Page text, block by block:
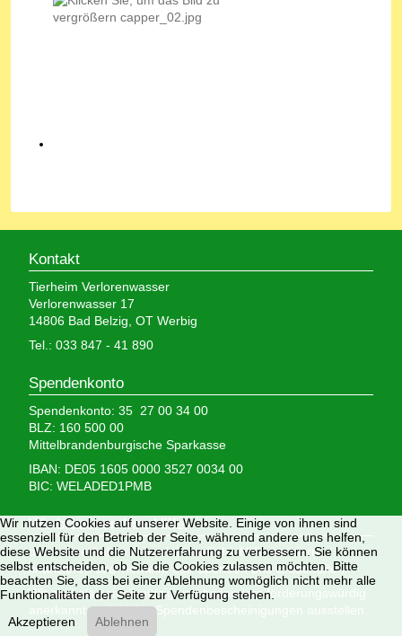
Kontakt
Tierheim Verlorenwasser
Verlorenwasser 17
14806 Bad Belzig, OT Werbig
Tel.: 033 847 - 41 890
Spendenkonto
Spendenkonto: 35 27 00 34 00
BLZ: 160 500 00
Mittelbrandenburgische Sparkasse
IBAN: DE05 1605 0000 3527 0034 00
BIC: WELADED1PMB
Wir brauchen Ihre Hilfe,
denn wir erhalten keinerlei staatliche Hilfe, sondern
finanzieren das Tierheim aus Spenden und Erbschaften.
Wir sind als gemeinnützig und besonders förderungswürdig
anerkannt und dürfen Spendenbescheinigungen ausstellen.
Wir nutzen Cookies auf unserer Website. Einige von ihnen sind
essenziell für den Betrieb der Seite, während andere uns helfen,
diese Website und die Nutzererfahrung zu verbessern. Sie können
selbst entscheiden, ob Sie die Cookies zulassen möchten. Bitte
beachten Sie, dass bei einer Ablehnung womöglich nicht mehr alle
Funktionalitäten der Seite zur Verfügung stehen.
Akzeptieren
Ablehnen